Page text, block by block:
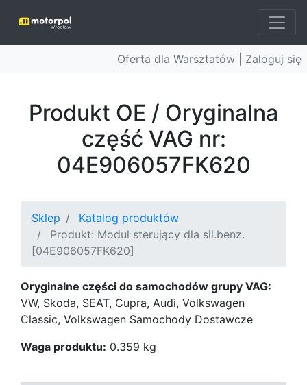
Oferta dla Warsztatów | Zaloguj się
Produkt OE / Oryginalna
część VAG nr:
04E906057FK620
Sklep
Katalog produktów
Produkt: Moduł sterujący dla sil.benz.
[04E906057FK620]
Oryginalne części do samochodów grupy VAG:
VW, Skoda, SEAT, Cupra, Audi, Volkswagen
Classic, Volkswagen Samochody Dostawcze
Waga produktu: 0.359 kg